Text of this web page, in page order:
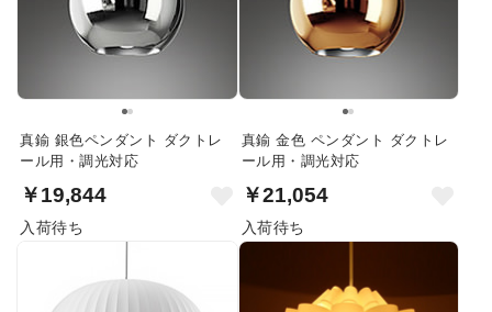
真鍮 銀色ペンダント ダクトレ
ール用・調光対応
￥19,844
入荷待ち
真鍮 金色 ペンダント ダクトレ
ール用・調光対応
￥21,054
入荷待ち